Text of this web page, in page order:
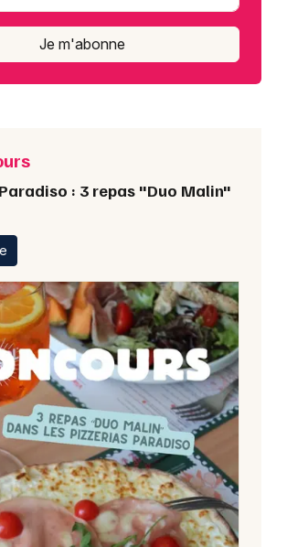
Je m'abonne
: 3 repas "Duo Malin"